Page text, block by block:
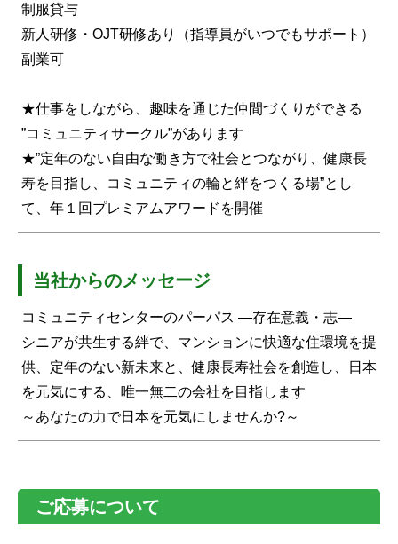
制服貸与
新人研修・OJT研修あり（指導員がいつでもサポート）
副業可
★仕事をしながら、趣味を通じた仲間づくりができる
”コミュニティサークル”があります
★”定年のない自由な働き方で社会とつながり、健康長
寿を目指し、コミュニティの輪と絆をつくる場”とし
て、年１回プレミアムアワードを開催
当社からのメッセージ
コミュニティセンターのパーパス ―存在意義・志―
シニアが共生する絆で、マンションに快適な住環境を提
供、定年のない新未来と、健康長寿社会を創造し、日本
を元気にする、唯一無二の会社を目指します
～あなたの力で日本を元気にしませんか?～
ご応募について